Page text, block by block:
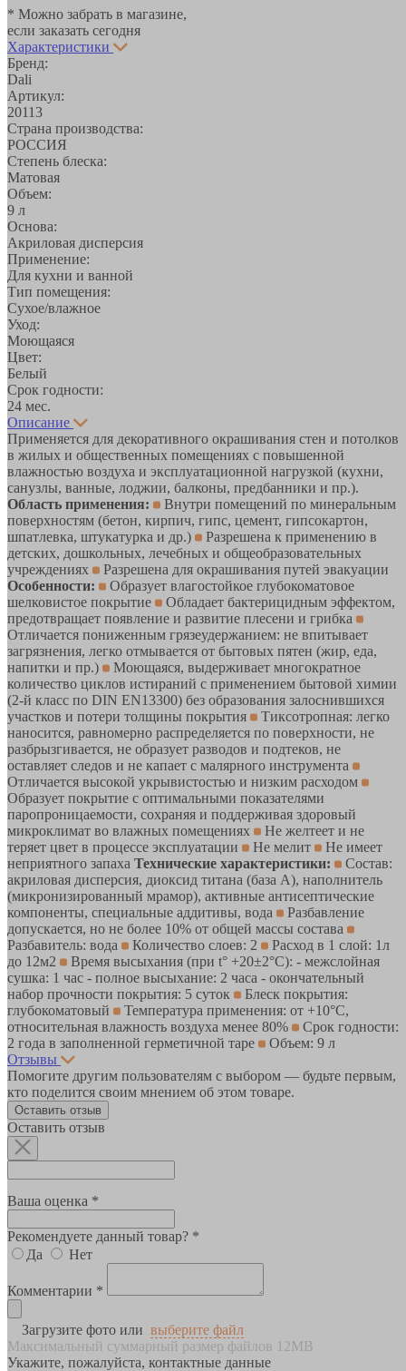
* Можно забрать в магазине,
если заказать сегодня
Характеристики
Бренд:
Dali
Артикул:
20113
Страна производства:
РОССИЯ
Степень блеска:
Матовая
Объем:
9 л
Основа:
Акриловая дисперсия
Применение:
Для кухни и ванной
Тип помещения:
Сухое/влажное
Уход:
Моющаяся
Цвет:
Белый
Срок годности:
24 мес.
Описание
Применяется для декоративного окрашивания стен и потолков
в жилых и общественных помещениях с повышенной
влажностью воздуха и эксплуатационной нагрузкой (кухни,
санузлы, ванные, лоджии, балконы, предбанники и пр.).
Область применения:
Внутри помещений по минеральным
поверхностям (бетон, кирпич, гипс, цемент, гипсокартон,
шпатлевка, штукатурка и др.)
Разрешена к применению в
детских, дошкольных, лечебных и общеобразовательных
учреждениях
Разрешена для окрашивания путей эвакуации
Особенности:
Образует влагостойкое глубокоматовое
шелковистое покрытие
Обладает бактерицидным эффектом,
предотвращает появление и развитие плесени и грибка
Отличается пониженным грязеудержанием: не впитывает
загрязнения, легко отмывается от бытовых пятен (жир, еда,
напитки и пр.)
Моющаяся, выдерживает многократное
количество циклов истираний с применением бытовой химии
(2-й класс по DIN EN13300) без образования залоснившихся
участков и потери толщины покрытия
Тиксотропная: легко
наносится, равномерно распределяется по поверхности, не
разбрызгивается, не образует разводов и подтеков, не
оставляет следов и не капает с малярного инструмента
Отличается высокой укрывистостью и низким расходом
Образует покрытие с оптимальными показателями
паропроницаемости, сохраняя и поддерживая здоровый
микроклимат во влажных помещениях
Не желтеет и не
теряет цвет в процессе эксплуатации
Не мелит
Не имеет
неприятного запаха Технические характеристики:
Состав:
акриловая дисперсия, диоксид титана (база А), наполнитель
(микронизированный мрамор), активные антисептические
компоненты, специальные аддитивы, вода
Разбавление
допускается, но не более 10% от общей массы состава
Разбавитель: вода
Количество слоев: 2
Расход в 1 слой: 1л
до 12м2
Время высыхания (при t° +20±2°C): - межслойная
сушка: 1 час - полное высыхание: 2 часа - окончательный
набор прочности покрытия: 5 суток
Блеск покрытия:
глубокоматовый
Температура применения: от +10°С,
относительная влажность воздуха менее 80%
Срок годности:
2 года в заполненной герметичной таре
Объем: 9 л
Отзывы
Помогите другим пользователям с выбором — будьте первым,
кто поделится своим мнением об этом товаре.
Оставить отзыв
Оставить отзыв
Ваша оценка *
Рекомендуете данный товар? *
Да
Нет
Комментарии *
Загрузите фото или выберите файл
Максимальный суммарный размер файлов 12MB
Укажите, пожалуйста, контактные данные